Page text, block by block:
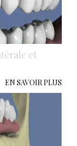
et
EN SAVOIR PLUS